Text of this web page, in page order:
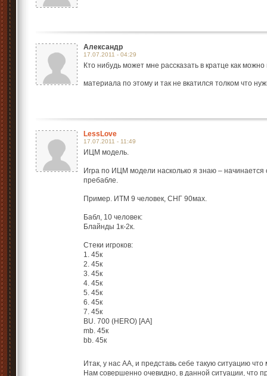
Александр
17.07.2011 - 04:29
Кто нибудь может мне рассказать в кратце как
материала по этому и так не вкатился толком что
LessLove
17.07.2011 - 11:49
ИЦМ модель.
Игра по ИЦМ модели насколько я знаю –
пребабле.
Пример. ИТМ 9 человек, СНГ 90мах.
Бабл, 10 человек:
Блайнды 1к-2к.
Стеки игроков:
1. 45к
2. 45к
3. 45к
4. 45к
5. 45к
6. 45к
7. 45к
BU. 700 (HERO) [AA]
mb. 45к
bb. 45к
Итак, у нас АА, и представь себе такую ситуацию
Нам совершенно очевидно, в данной ситуации, что